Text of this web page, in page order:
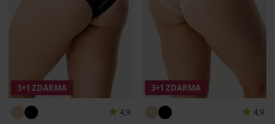
3+1 ZDARMA
4,9
3+1 ZDARMA
4,9